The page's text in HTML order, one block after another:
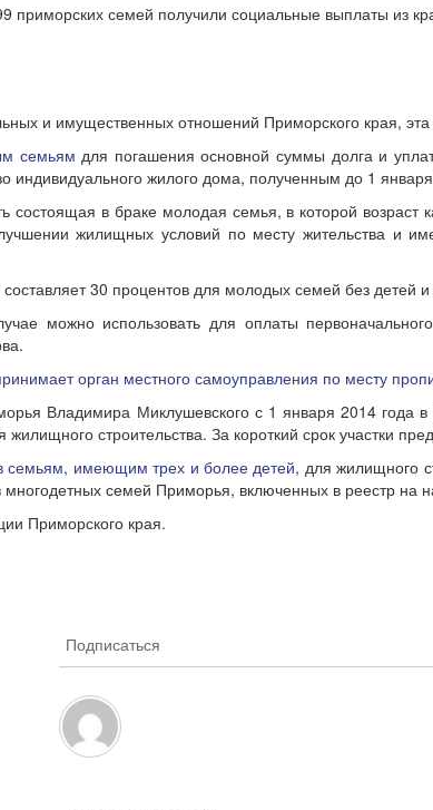
приморских семей получили социальные выплаты из
и имущественных отношений Приморского края,
семьям для погашения основной суммы долга и
индивидуального жилого дома, полученным до 1
состоящая в браке молодая семья, в которой
жилищных условий по месту жительства и
составляет 30 процентов для молодых семей без детей
можно использовать для оплаты
орган местного самоуправления по месту
Владимира Миклушевского с 1 января 2014 года в
жилищного строительства. За короткий срок участки
семьям, имеющим трех и более детей, для жилищного
семей Приморья, включенных в реестр на
Приморского края.
Подписаться